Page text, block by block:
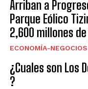
Arriban a
Parque Eólico
2,600 millones
ECONOMÍA-NEGOCIOS
¿Cuales son Los
?